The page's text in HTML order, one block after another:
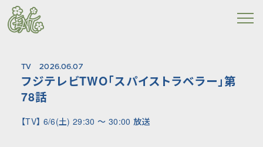
TV 2026.06.07
フジテレビTWO「スパイストラベラー」第
78話
【TV】 6/6(土) 29:30 〜 30:00 放送